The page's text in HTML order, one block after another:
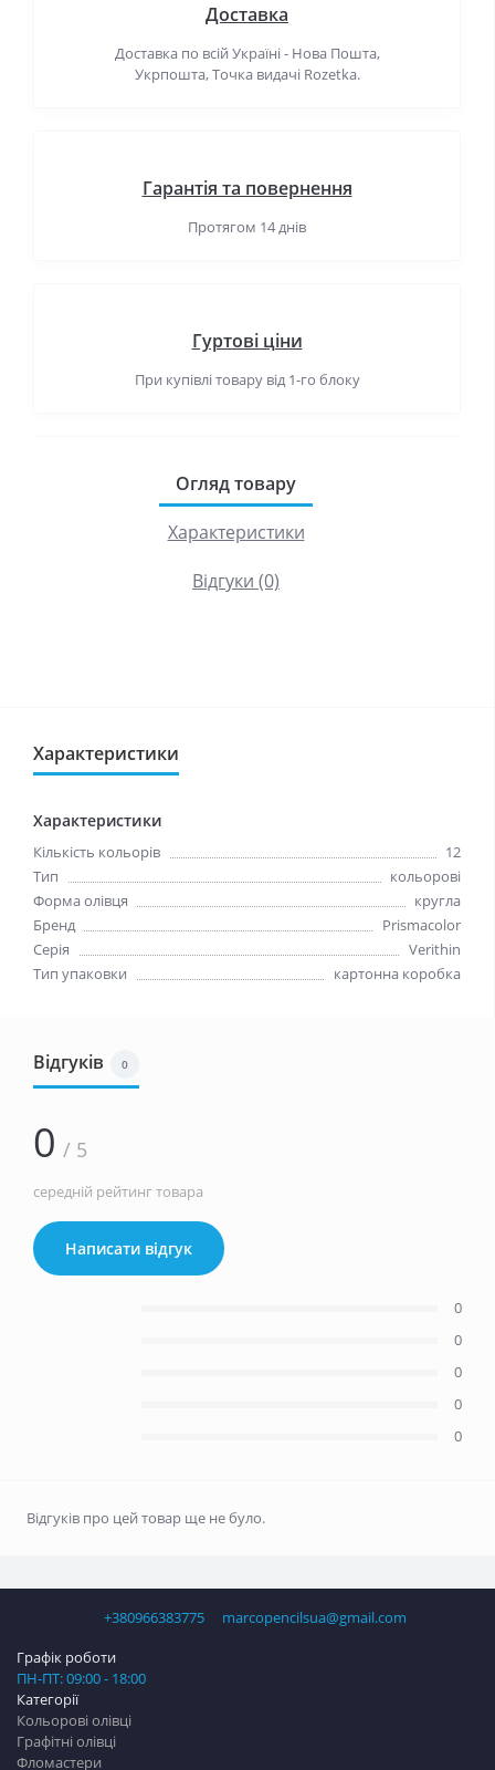
Доставка
Доставка по всій Україні - Нова Пошта,
Укрпошта, Точка видачі Rozetka.
Гарантія та повернення
Протягом 14 днів
Гуртові ціни
При купівлі товару від 1-го блоку
Огляд товару
Характеристики
Відгуки (0)
Характеристики
Характеристики
Кількість кольорів
12
Тип
кольорові
Форма олівця
кругла
Бренд
Prismacolor
Серія
Verithin
Тип упаковки
картонна коробка
Відгуків 0
0 / 5
середній рейтинг товара
Написати відгук
0
0
0
0
0
Відгуків про цей товар ще не було.
+380966383775 marcopencilsua@gmail.com
Категорії
Кольорові олівці
Графітні олівці
Фломастери
Графік роботи
ПН-ПТ: 09:00 - 18:00